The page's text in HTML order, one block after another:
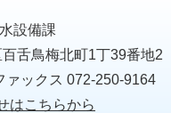
設備課
舌鳥梅北町1丁39番地2
ァックス 072-250-9164
はこちらから